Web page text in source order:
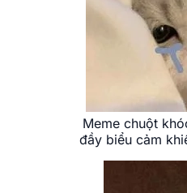
Meme chuột
đầy biểu cảm